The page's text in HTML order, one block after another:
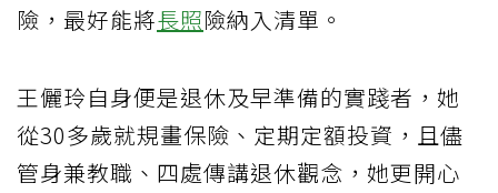
險，最好能將長照險納入清單。
王儷玲自身便是退休及早準備的實踐者，她
從30多歲就規畫保險、定期定額投資，且儘
管身兼教職、四處傳講退休觀念，她更開心